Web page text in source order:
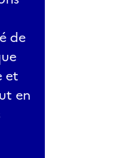
de
et
en